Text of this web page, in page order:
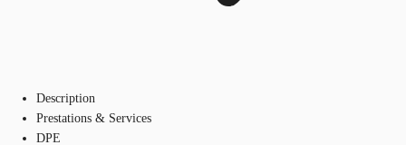
Description
Prestations & Services
DPE